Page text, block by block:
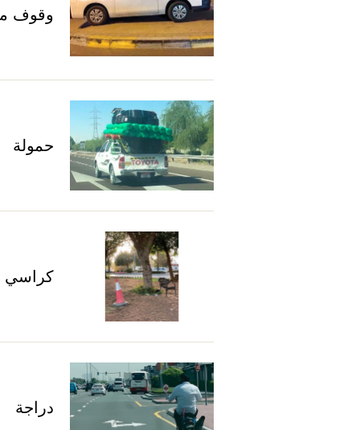
وقوف
حمولة
كراسي
دراجة